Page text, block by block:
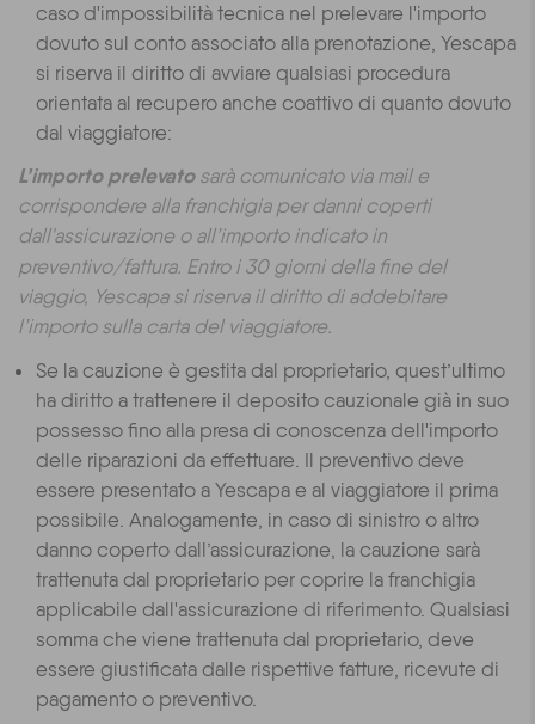
caso d'impossibilità tecnica nel prelevare l'importo
dovuto sul conto associato alla prenotazione, Yescapa
si riserva il diritto di avviare qualsiasi procedura
orientata al recupero anche coattivo di quanto dovuto
dal viaggiatore:
L’importo prelevatosarà comunicato via mail e
corrispondere alla franchigia per danni coperti
dall'assicurazione o all’importo indicato in
preventivo/fattura. Entro i 30 giorni della fine del
viaggio, Yescapa si riserva il diritto di addebitare
l’importo sulla carta del viaggiatore.
Se la cauzione è gestita dal proprietario, quest’ultimo
ha diritto a trattenere il deposito cauzionale già in suo
possesso fino alla presa di conoscenza dell'importo
delle riparazioni da effettuare. Il preventivo deve
essere presentato a Yescapa e al viaggiatore il prima
possibile. Analogamente, in caso di sinistro o altro
danno coperto dall’assicurazione, la cauzione sarà
trattenuta dal proprietario per coprire la franchigia
applicabile dall'assicurazione di riferimento. Qualsiasi
somma che viene trattenuta dal proprietario, deve
essere giustificata dalle rispettive fatture, ricevute di
pagamento o preventivo.